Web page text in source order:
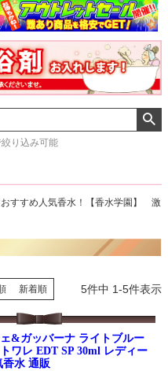
り込み可能
おすすめ人気香水！【香水学園】 激
新着順 5件中 1-5件表示
ェ&ガッバーナ ライトブルー
ワレ EDT SP 30ml レディー
香水 通販